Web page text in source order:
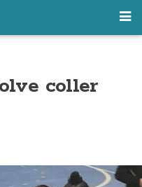
coller